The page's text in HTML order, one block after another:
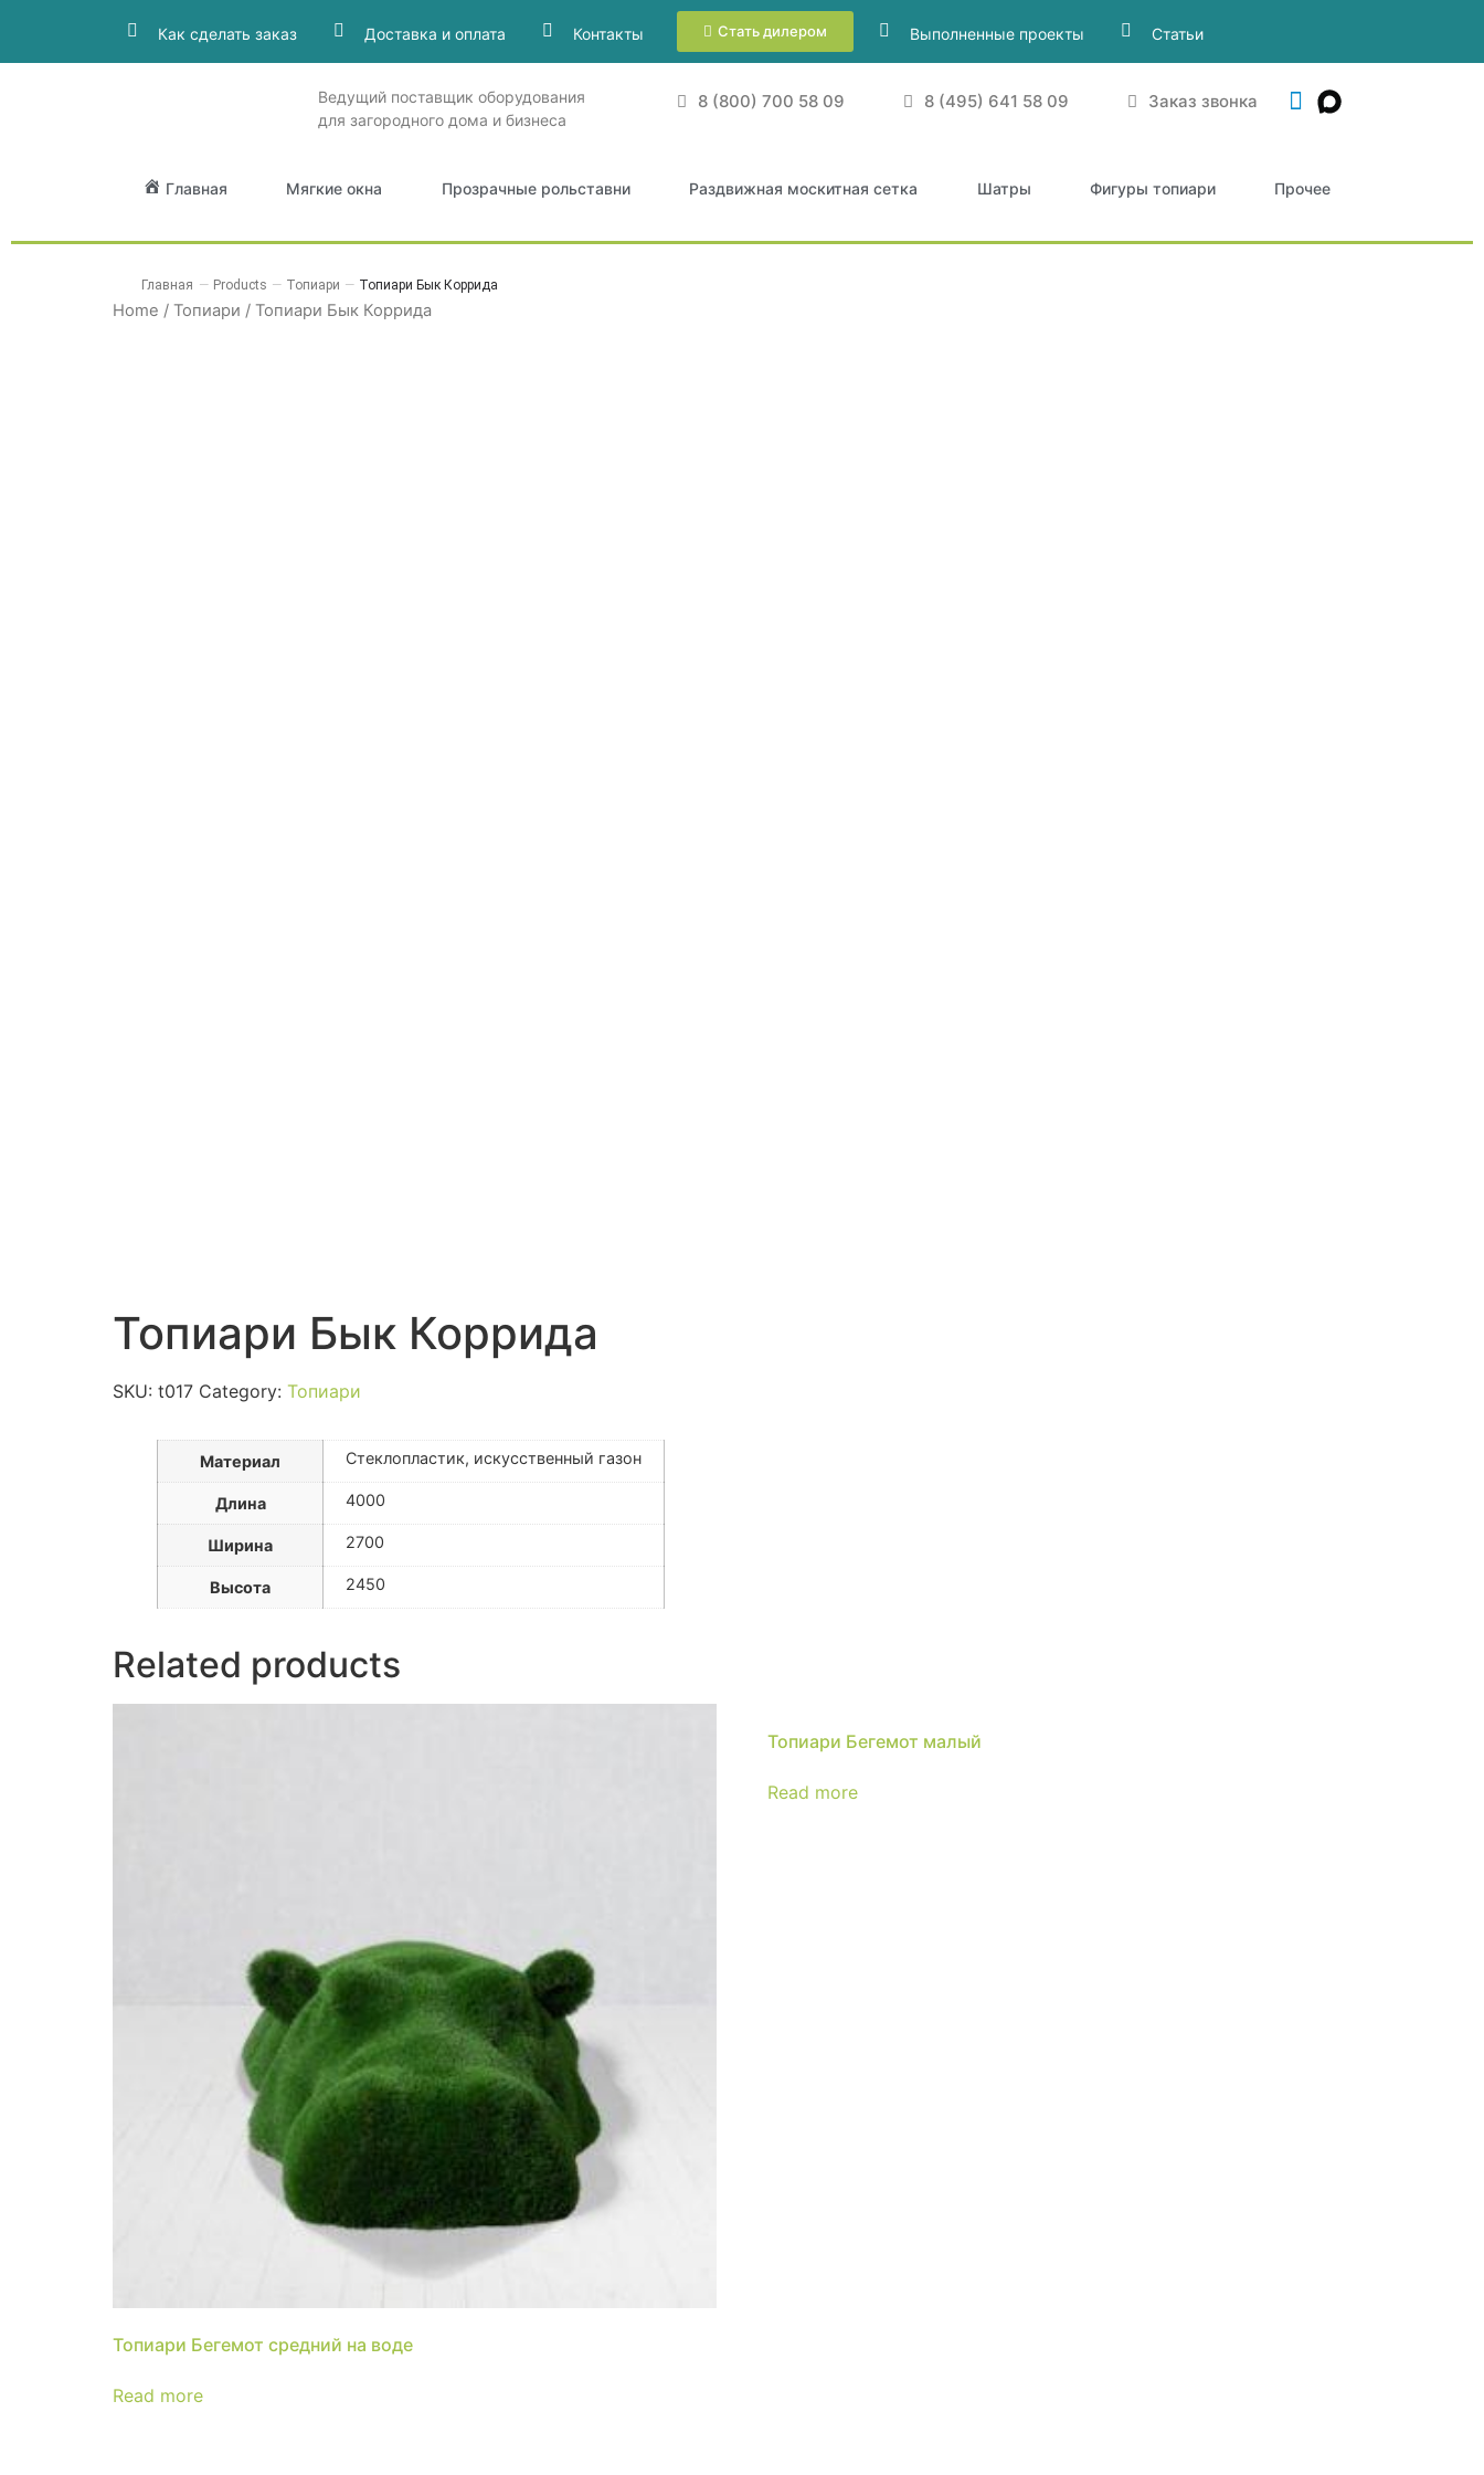
Как сделать заказ Доставка и оплата Контакты Стать дилером Выполненные проекты Статьи
Ведущий поставщик оборудования
для загородного дома и бизнеса
8 (800) 700 58 09 8 (495) 641 58 09 Заказ звонка
Главная Мягкие окна Прозрачные рольставни Раздвижная москитная сетка Шатры Фигуры топиари Прочее
Главная — Products — Топиари — Топиари Бык Коррида
Home / Топиари / Топиари Бык Коррида
Топиари Бык Коррида
SKU: t017 Category: Топиари
Материал Стеклопластик, искусственный газон
Длина 4000
Ширина 2700
Высота 2450
Related products
Топиари Бегемот средний на воде
Read more
Топиари Бегемот малый
Read more